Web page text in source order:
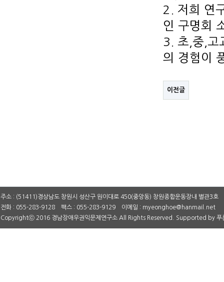
2. 저희 연
인 구명회
3. 초,중,고
의 경험이
이전글
주소 : (51411)경상남도 창원시 성산구 원이대로 450(중앙동) 창원종합운동장내 별관3호
전화 : 055-283-9128 팩스 : 055-283-9129 이메일 : myeonghoe@hanmail.net
Copyrightⓒ 2016 경남장애우권익문제연구소 All Rights Reserved. Supported by 푸